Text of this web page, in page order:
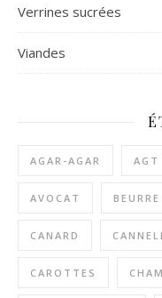
Verrines sucrées
Viandes
AGAR-AGAR AGT
AVOCAT
CANARD
CAROTTES